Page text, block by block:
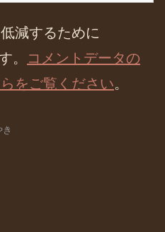
減するために
。
コメントデータの
をご覧ください。